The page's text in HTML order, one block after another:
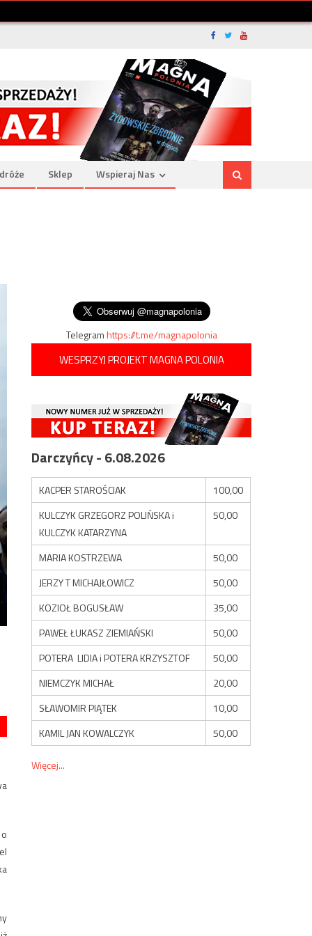
Sklep Wspieraj Nas
Telegramhttps://t.me/magnapolonia
WESPRZYJ PROJEKT MAGNA POLONIA
Darczyńcy - 6.08.2026
KACPER STAROŚCIAK
100,00
KULCZYK GRZEGORZ POLIŃSKA i
KULCZYK KATARZYNA
50,00
MARIA KOSTRZEWA
50,00
JERZY T MICHAJŁOWICZ
50,00
KOZIOŁ BOGUSŁAW
35,00
PAWEŁ ŁUKASZ ZIEMIAŃSKI
50,00
POTERA LIDIA i POTERA KRZYSZTOF
50,00
NIEMCZYK MICHAŁ
20,00
SŁAWOMIR PIĄTEK
10,00
KAMIL JAN KOWALCZYK
50,00
Więcej...